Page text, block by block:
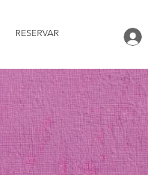
RESERVAR